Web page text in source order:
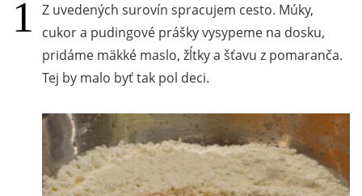
Z uvedených surovín spracujem cesto. Múky,
cukor a pudingové prášky vysypeme na dosku,
pridáme mäkké maslo, žĺtky a šťavu z pomaranča.
Tej by malo byť tak pol deci.